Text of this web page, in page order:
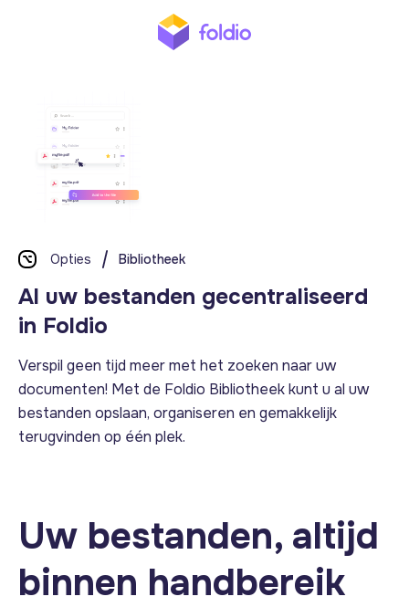
Opties Bibliotheek
Al uw bestanden gecentraliseerd
in Foldio
Verspil geen tijd meer met het zoeken naar uw
documenten! Met de Foldio Bibliotheek kunt u al uw
bestanden opslaan, organiseren en gemakkelijk
terugvinden op één plek.
Uw bestanden, altijd
binnen handbereik